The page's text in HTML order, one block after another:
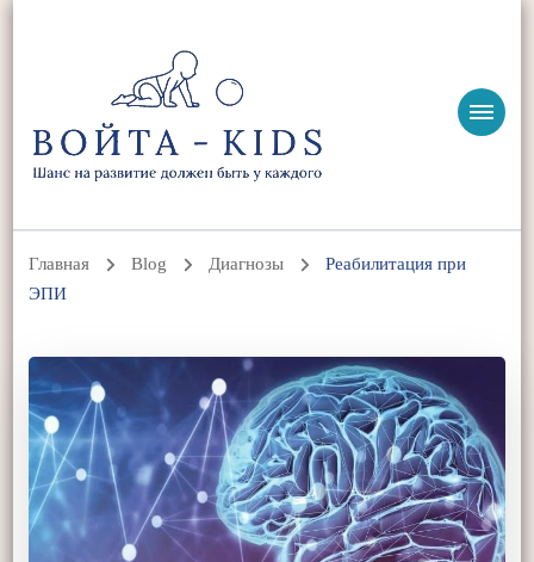
ВОЙТА-KIDS
нутрициология
Главная Blog Диагнозы
Реабилитация при
ЭПИ